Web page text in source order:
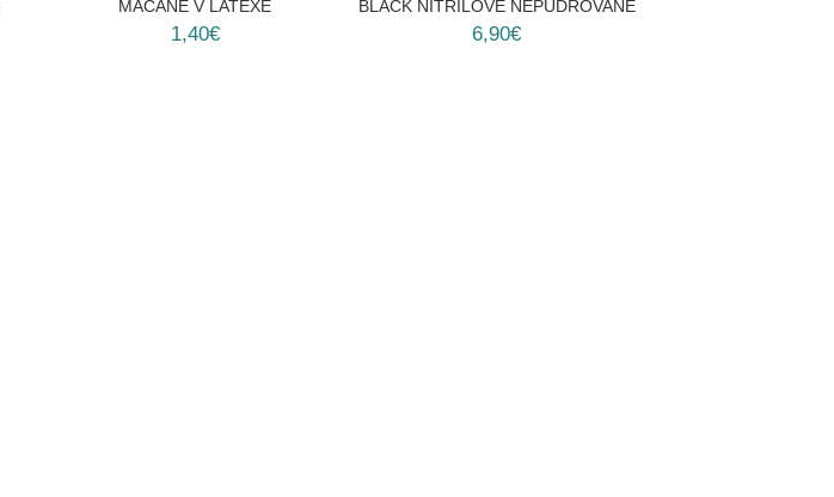
MÁČANÉ V LATEXE
1,40€
BLACK NITRILOVÉ NEPUDROVANÉ
6,90€